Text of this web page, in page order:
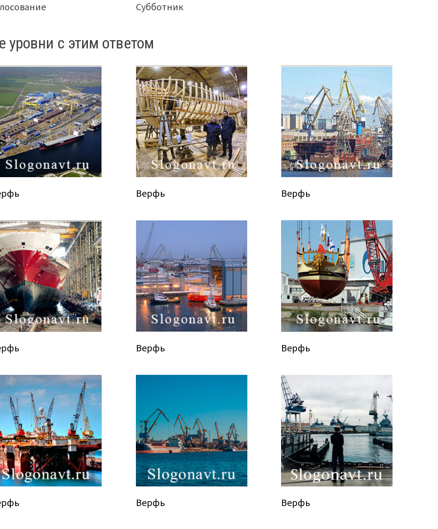
Субботник
уровни с этим ответом
Верфь Верфь
Верфь Верфь
Верфь Верфь